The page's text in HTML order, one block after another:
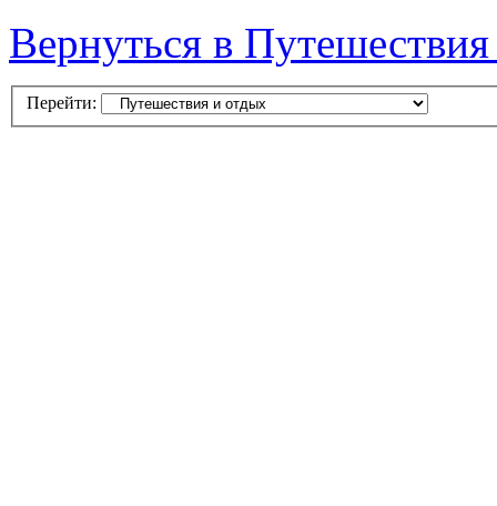
Вернуться в
Перейти: